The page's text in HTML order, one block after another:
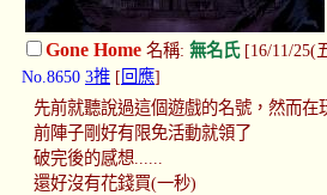
Gone Home 名稱: 無名氏[16/11/25(
No.8650 3推 [ 回應]
先前就聽說過這個遊戲的名號，然而在
前陣子剛好有限免活動就領了
破完後的感想......
還好沒有花錢買(一秒)